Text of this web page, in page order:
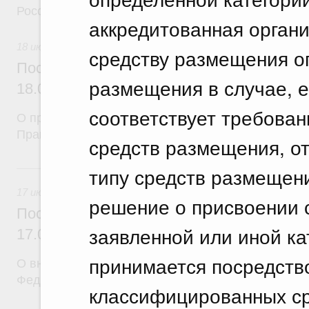
аккредитованная
средству размещения
размещения в случае,
соответствует
средств размещения,
типу средств
решение о присвоении
заявленной или иной
принимается
классифицированных
Российской Федерации
Постановление Правительства
18.07.2026 г. № 912
О признании утратившими силу некоторых актов
Постановление Правительства
17.07.2026 г. № 903
О внесении изменений в постановление
Федерации от 5 сентября 2025 г. № 1380